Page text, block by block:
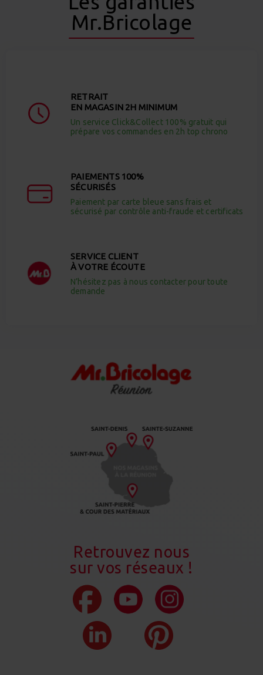
Mr.Bricolage
RETRAIT
EN MAGASIN 2H MINIMUM
Un service Click&Collect 100% gratuit qui
prépare vos commandes en 2h top chrono
PAIEMENTS 100%
SÉCURISÉS
Paiement par carte bleue sans frais et
sécurisé par contrôle anti-fraude et certificats
SERVICE CLIENT
À VOTRE ÉCOUTE
N’hésitez pas à nous contacter pour toute
demande
Retrouvez nous
sur vos réseaux !